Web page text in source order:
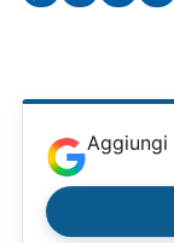
Aggiungi